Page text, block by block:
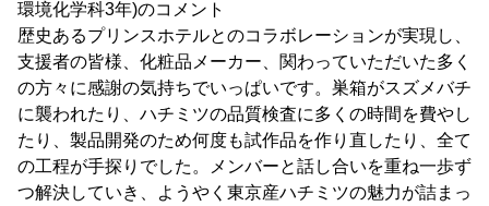
環境化学科3年)のコメント
歴史あるプリンスホテルとのコラボレーションが実現し、
支援者の皆様、化粧品メーカー、関わっていただいた多く
の方々に感謝の気持ちでいっぱいです。巣箱がスズメバチ
に襲われたり、ハチミツの品質検査に多くの時間を費やし
たり、製品開発のため何度も試作品を作り直したり、全て
の工程が手探りでした。メンバーと話し合いを重ね一歩ず
つ解決していき、ようやく東京産ハチミツの魅力が詰まっ